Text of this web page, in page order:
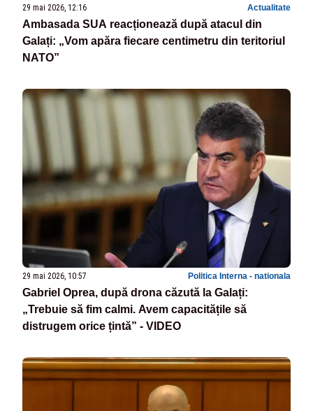
29 mai 2026, 12:16 Actualitate
Ambasada SUA reacționează după atacul din
Galați: „Vom apăra fiecare centimetru din teritoriul
NATO”
29 mai 2026, 10:57 Politica Interna - nationala
Gabriel Oprea, după drona căzută la Galați:
„Trebuie să fim calmi. Avem capacitățile să
distrugem orice țintă” - VIDEO